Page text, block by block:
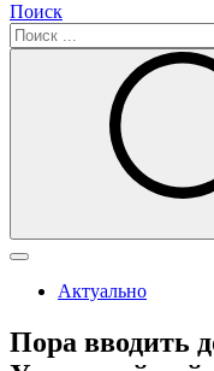
Поиск
Актуально
Пора вводить